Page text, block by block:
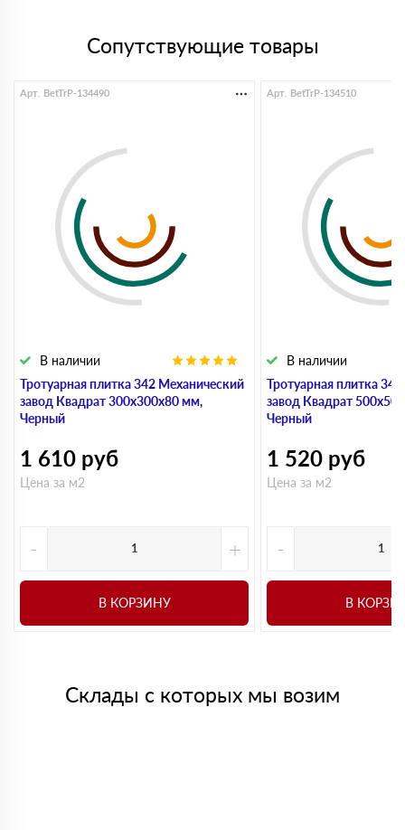
Сопутствующие товары
Тротуарная плитка 342 Механический
завод Квадрат 300х300х80 мм,
Черный
В наличии
Арт. BetTrP-134490
1 610 руб
Цена за м2
- +
В КОРЗИНУ
Тротуарная плитка
завод Квадрат
Черный
В наличии
Арт. BetTrP-134510
1 520 руб
Цена за м2
-
В
Склады с которых мы возим